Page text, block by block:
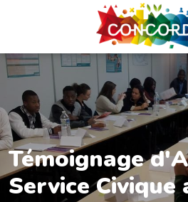
Témoignage
Service Civique
Panneau de gestion des cookies